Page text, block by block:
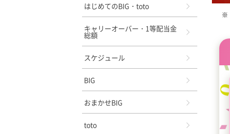
※
はじめてのBIG・toto
キャリーオーバー・1等配当金
総額
スケジュール
BIG
おまかせBIG
toto